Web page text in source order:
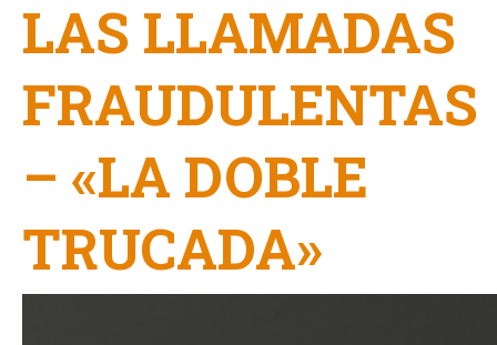
LAS LLAMADAS
FRAUDULENTAS
– «LA DOBLE
TRUCADA»